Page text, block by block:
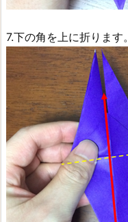
7.下の角を上に折ります。